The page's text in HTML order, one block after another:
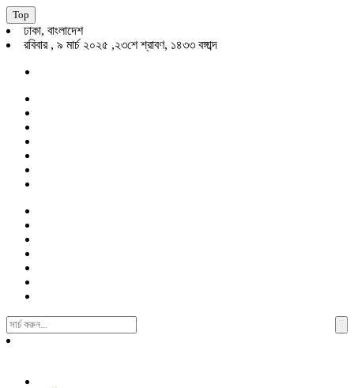
Top
ঢাকা, বাংলাদেশ
রবিবার , ৯ মার্চ ২০২৫ ,২৩শে শ্রাবণ, ১৪৩৩ বঙ্গাব্দ
Search
For: